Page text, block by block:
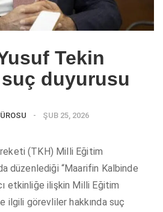
Tekin
suç duyurusu
ŞUB 25, 2026
(TKH) Milli Eğitim
düzenlediği “Maarifin Kalbinde
etkinliğe ilişkin Milli Eğitim
ilgili görevliler hakkında suç